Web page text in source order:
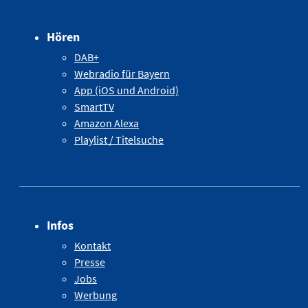
Hören
DAB+
Webradio für Bayern
App (iOS und Android)
SmartTV
Amazon Alexa
Playlist / Titelsuche
Infos
Kontakt
Presse
Jobs
Werbung